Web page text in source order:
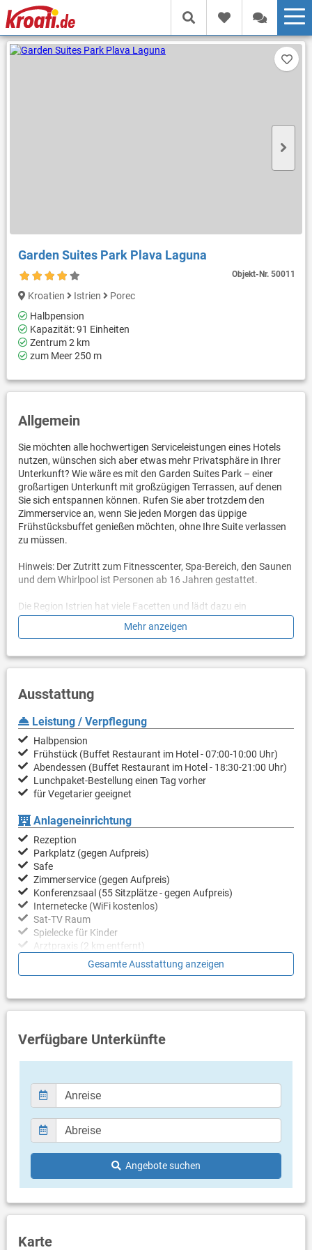
Garden Suites Park Plava Laguna
Objekt-Nr.50011
Kroatien Istrien
Porec
Halbpension
Kapazität: 91 Einheiten
Zentrum 2 km
zum Meer 250 m
Allgemein
Sie möchten alle hochwertigen Serviceleistungen eines Hotels
nutzen, wünschen sich aber etwas mehr Privatsphäre in Ihrer
Unterkunft? Wie wäre es mit den Garden Suites Park – einer
großartigen Unterkunft mit großzügigen Terrassen, auf denen
Sie sich entspannen können. Rufen Sie aber trotzdem den
Zimmerservice an, wenn Sie jeden Morgen das üppige
Frühstücksbuffet genießen möchten, ohne Ihre Suite verlassen
zu müssen.
Hinweis: Der Zutritt zum Fitnesscenter, Spa-Bereich, den Saunen
und dem Whirlpool ist Personen ab 16 Jahren gestattet.
Die Region Istrien hat viele Facetten und lädt dazu ein
verschiedene Ausflüge zu unternehmen. Es erwarten Sie
traumhafte Küstenstädte, geheimnisvolle Höhlen, Aquaparks
entfernt. Sie können also ganz nach Belieben Pausen einlegen,
entspannen.
Mehr anzeigen
Ausstattung
Leistung / Verpflegung
Halbpension
Frühstück (Buffet Restaurant im Hotel - 07:00-10:00 Uhr)
Abendessen (Buffet Restaurant im Hotel - 18:30-21:00 Uhr)
Lunchpaket-Bestellung einen Tag vorher
für Vegetarier geeignet
Anlageneinrichtung
Rezeption
Parkplatz (gegen Aufpreis)
Safe
Zimmerservice (gegen Aufpreis)
Konferenzsaal (55 Sitzplätze - gegen Aufpreis)
Internetecke (WiFi kostenlos)
Sat-TV Raum
Spielecke für Kinder
Arztpraxis (2 km entfernt)
Einkaufsladen
Ladestation für E-Autos gegen Aufpreis
In der Nähe
Tennis
Beachvolleyball
Fahrradverleih
Paddel- u. Rudderbootverleih
Mietwagenverleih
organisierte Ausflüge
Nächster Strand / Pool
gibt Duschen, Restaurants und Bars. Sonnenliegen und
Swimmingpool (Activity-Süßwasserpool im Resortzentrum
Gesamte Ausstattung anzeigen
Verfügbare Unterkünfte
Angebote suchen
Karte